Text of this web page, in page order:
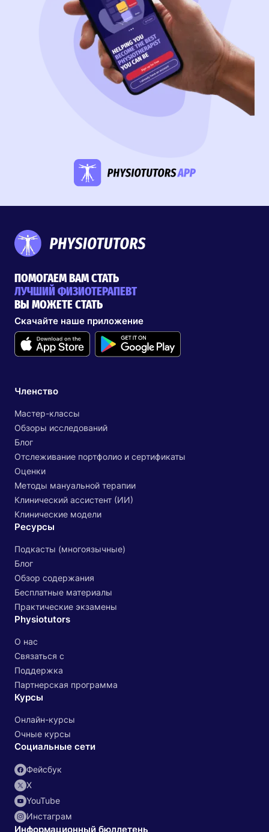
ПОМОГАЕМ ВАМ СТАТЬ
ЛУЧШИЙ ФИЗИОТЕРАПЕВТ
ВЫ МОЖЕТЕ СТАТЬ
Скачайте наше приложение
Членство
Мастер-классы
Обзоры исследований
Блог
Отслеживание портфолио и сертификаты
Оценки
Методы мануальной терапии
Клинический ассистент (ИИ)
Клинические модели
Ресурсы
Подкасты (многоязычные)
Блог
Обзор содержания
Бесплатные материалы
Практические экзамены
Physiotutors
О нас
Связаться с
Поддержка
Партнерская программа
Курсы
Онлайн-курсы
Очные курсы
Социальные сети
Фейсбук
X
YouTube
Инстаграм
Информационный бюллетень